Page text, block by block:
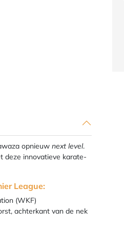
opnieuw next level.
deze innovatieve karate-
League:
(WKF)
achterkant van de nek